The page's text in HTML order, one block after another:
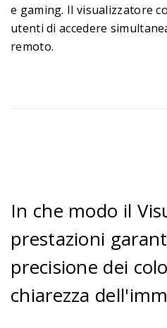
e gaming. Il visualizzatore
utenti di accedere
remoto.
In che modo il
prestazioni
precisione dei
chiarezza